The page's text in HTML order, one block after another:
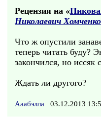
Рецензия на «
Николаевич Хомченко
Что ж опустили
теперь читать буду?
закончился, но иссяк
Ждать ли другого?
Ааабэлла 03.12.2013